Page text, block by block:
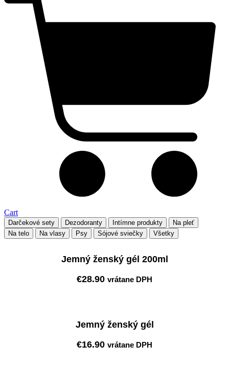
Cart
Darčekové sety Dezodoranty Intímne produkty
Na pleť
Na telo
Na vlasy Psy Sójové sviečky Všetky
Jemný ženský gél 200ml
€28.90 vrátane DPH
Jemný ženský gél
€16.90 vrátane DPH